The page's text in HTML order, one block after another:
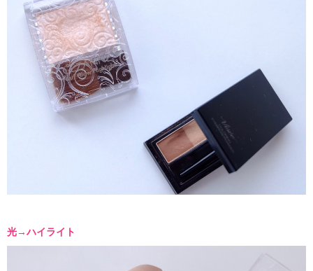
光→ハイライト